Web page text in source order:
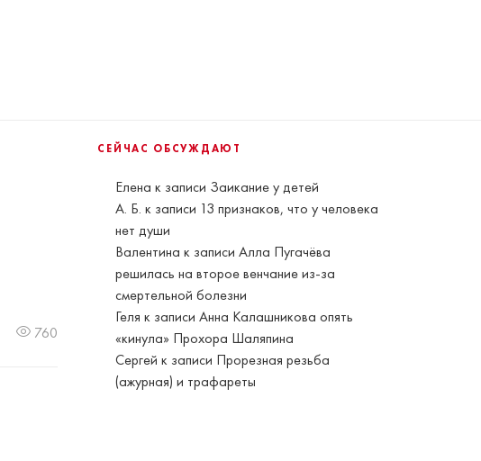
СЕЙЧАС ОБСУЖДАЮТ
Елена к записи Заикание у детей
А. Б. к записи 13 признаков, что у человека
нет души
Валентина к записиАлла Пугачёва
решилась на второе венчание из-за
смертельной болезни
Геля к записиАнна Калашникова опять
«кинула» Прохора Шаляпина
Сергей к записи Прорезная резьба
(ажурная) и трафареты
760